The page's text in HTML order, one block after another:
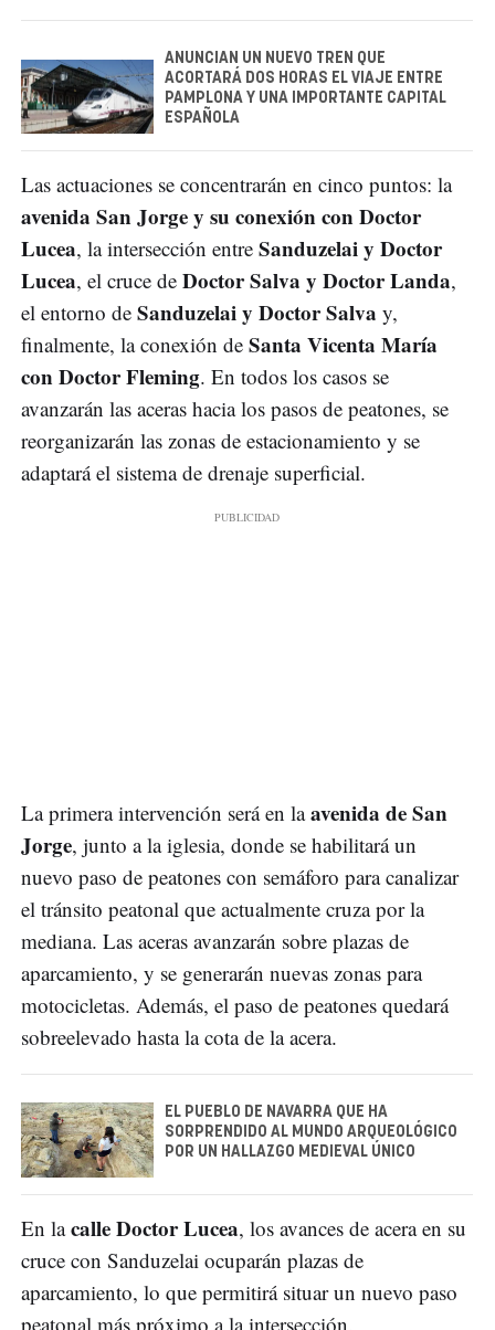
ANUNCIAN UN NUEVO TREN QUE
ACORTARÁ DOS HORAS EL VIAJE ENTRE
PAMPLONA Y UNA IMPORTANTE CAPITAL
ESPAÑOLA
Las actuaciones se concentrarán en cinco puntos: la
avenida San Jorge y su conexión con Doctor
Lucea, la intersección entre Sanduzelai y Doctor
Lucea, el cruce de Doctor Salva y Doctor Landa,
el entorno de Sanduzelai y Doctor Salva y,
finalmente, la conexión de Santa Vicenta María
con Doctor Fleming. En todos los casos se
avanzarán las aceras hacia los pasos de peatones, se
reorganizarán las zonas de estacionamiento y se
adaptará el sistema de drenaje superficial.
La primera intervención será en laavenida de San
Jorge, junto a la iglesia, donde se habilitará un
nuevo paso de peatones con semáforo para canalizar
el tránsito peatonal que actualmente cruza por la
mediana. Las aceras avanzarán sobre plazas de
aparcamiento, y se generarán nuevas zonas para
motocicletas. Además, el paso de peatones quedará
sobreelevado hasta la cota de la acera.
EL PUEBLO DE NAVARRA QUE HA
SORPRENDIDO AL MUNDO ARQUEOLÓGICO
POR UN HALLAZGO MEDIEVAL ÚNICO
En lacalle Doctor Lucea, los avances de acera en su
cruce con Sanduzelai ocuparán plazas de
aparcamiento, lo que permitirá situar un nuevo paso
peatonal más próximo a la intersección.